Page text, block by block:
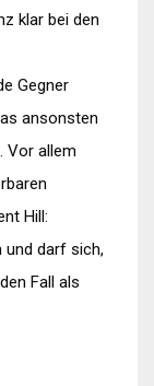
klar bei den
Gegner
ansonsten
Vor allem
Hill:
und darf sich,
Fall als